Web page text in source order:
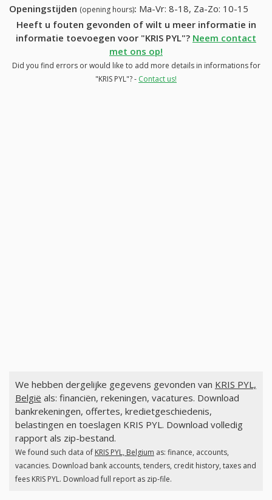
Openingstijden (opening hours): Ma-Vr: 8-18, Za-Zo: 10-15
Heeft u fouten gevonden of wilt u meer informatie in
informatie toevoegen voor "KRIS PYL"? Neem contact
met ons op!
Did you find errors or would like to add more details in informations for
"KRIS PYL"? - Contact us!
We hebben dergelijke gegevens gevonden van KRIS PYL,
België als: financiën, rekeningen, vacatures. Download
bankrekeningen, offertes, kredietgeschiedenis,
belastingen en toeslagen KRIS PYL. Download volledig
rapport als zip-bestand.
We found such data of KRIS PYL, Belgium as: finance, accounts,
vacancies. Download bank accounts, tenders, credit history, taxes and
fees KRIS PYL. Download full report as zip-file.